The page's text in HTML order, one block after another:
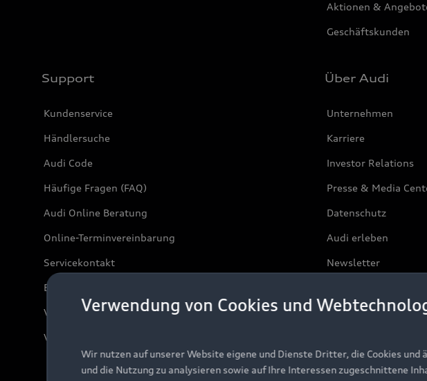
Aktionen &
Geschäftskunden
Support
Kundenservice
Händlersuche
Audi Code
Häufige Fragen (FAQ)
Audi Online Beratung
Online-Terminvereinbarung
Servicekontakt
Bordbuch & Bedienungsanleitungen
Verträge kündigen
Vertrag widerrufen
Über Audi
Unternehmen
Karriere
Investor Relations
Presse & Media
Datenschutz
Audi erleben
Newsletter
Verwendung von Cookies und
Wir nutzen auf unserer Website eigene und Dienste Dritter, die Cookies
und die Nutzung zu analysieren sowie auf Ihre Interessen zugeschnittene